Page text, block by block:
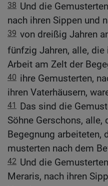
38 Und die
nach ihren Sippen und
39 von dreißig Jahren
fünfzig Jahren, alle, die
Arbeit am Zelt der
40 ihre Gemusterten,
ihren Vaterhäusern,
41
Das sind die
Söhne Gerschons, alle,
Begegnung arbeiteten,
musterten nach dem
42 Und die
Meraris, nach ihren